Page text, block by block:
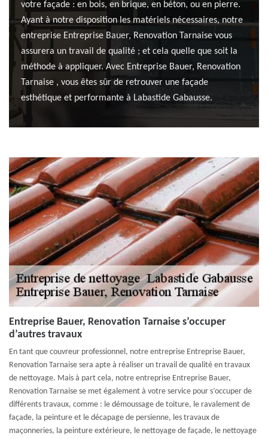
votre façade : en bois, en brique, en béton, ou en pierre.
Ayant à notre disposition les matériels nécessaires, notre
entreprise Entreprise Bauer, Renovation Tarnaise vous
assurera un travail de qualité ; et cela quelle que soit la
méthode à appliquer. Avec Entreprise Bauer, Renovation
Tarnaise , vous êtes sûr de retrouver une façade
esthétique et performante à Labastide Gabausse.
Entreprise Bauer, Renovation Tarnaise s’occuper
d’autres travaux
En tant que couvreur professionnel, notre entreprise Entreprise Bauer,
Renovation Tarnaise sera apte à réaliser un travail de qualité en travaux
de nettoyage. Mais à part cela, notre entreprise Entreprise Bauer,
Renovation Tarnaise se met également à votre service pour s’occuper de
différents travaux, comme : le démoussage de toiture, le ravalement de
façade, la peinture et le décapage de persienne, les travaux de
maçonneries, la peinture extérieure, le nettoyage de façade, le nettoyage